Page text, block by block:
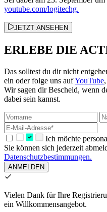
youtube.com/logitechg.
JETZT ANSEHEN
ERLEBE DIE
Das solltest du dir nicht
ein oder folge uns aufYouTube
Wir sagen dir Bescheid, wenn
dabei sein kannst.
Ich möchte
Sie können sich jederzeit
Datenschutzbestimmungen.
ANMELDEN
Vielen Dank für Ihre
ein Willkommensangebot.